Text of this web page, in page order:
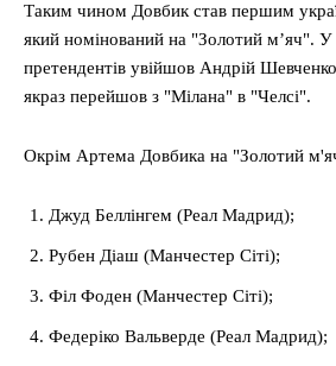
Таким чином Довбик став першим
який номінований на "Золотий мʼяч".
претендентів увійшов Андрій
якраз перейшов з "Мілана" в "Челсі".
Окрім Артема Довбика на "Золотий
Джуд Беллінгем (Реал Мадрид);
Рубен Діаш (Манчестер Сіті);
Філ Фоден (Манчестер Сіті);
Федеріко Вальверде (Реал Мадрид);